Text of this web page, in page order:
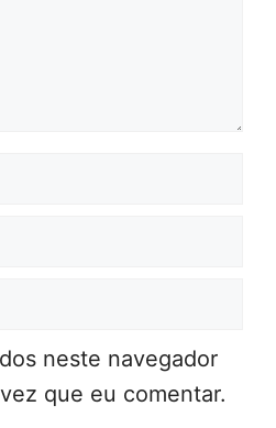
neste navegador
que eu comentar.